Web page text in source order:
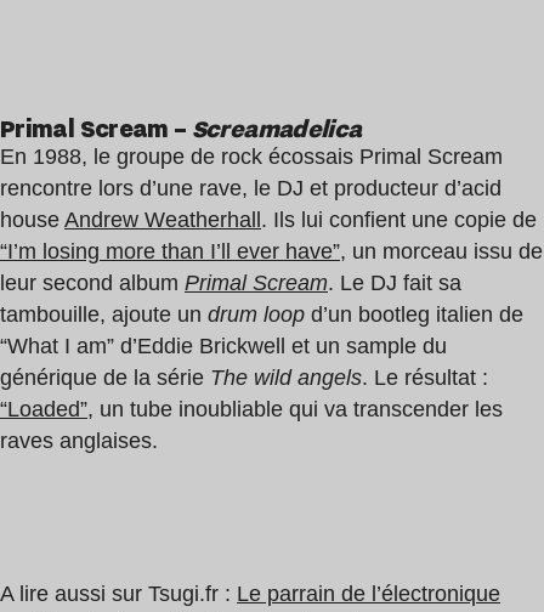
Primal Scream – Screamadelica
En 1988, le groupe de rock écossais Primal Scream
rencontre lors d’une rave, le DJ et producteur d’acid
house Andrew Weatherhall . Ils lui confient une copie de
“I’m losing more than I’ll ever have”, un morceau issu de
leur second album Primal Scream. Le DJ fait sa
tambouille, ajoute un drum loop d’un bootleg italien de
“What I am” d’Eddie Brickwell et un sample du
générique de la série The wild angels. Le résultat :
“Loaded”, un tube inoubliable qui va transcender les
raves anglaises.
A lire aussi sur Tsugi.fr : Le parrain de l’électronique